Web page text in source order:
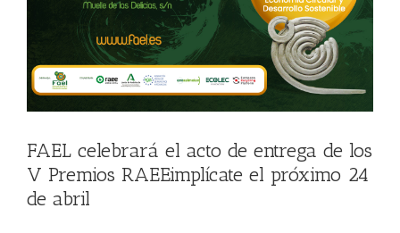
FAEL celebrará el acto de entrega de los
V Premios RAEEimplícate el próximo 24
de abril